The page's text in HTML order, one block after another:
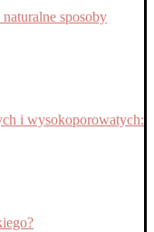
sposoby
i wysokoporowatych: